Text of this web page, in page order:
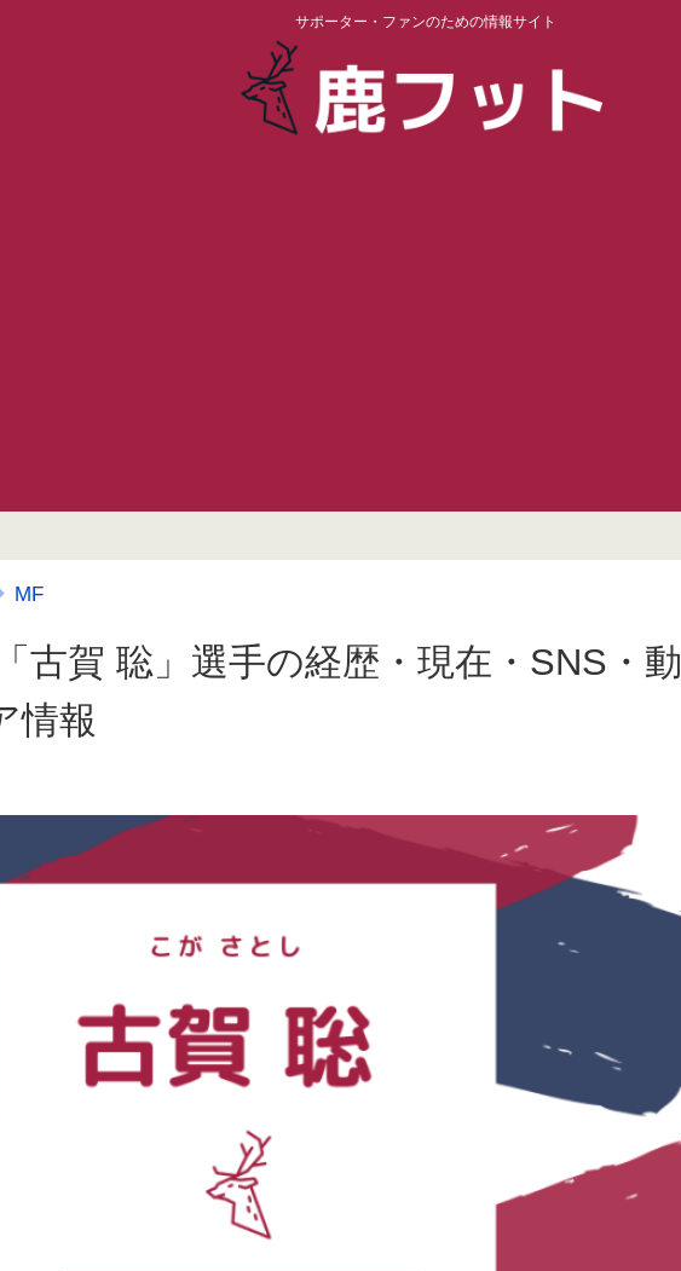
サポーター・ファンのための情報サイト
MF
古賀 聡」選手の経歴・現在・SNS・動
情報